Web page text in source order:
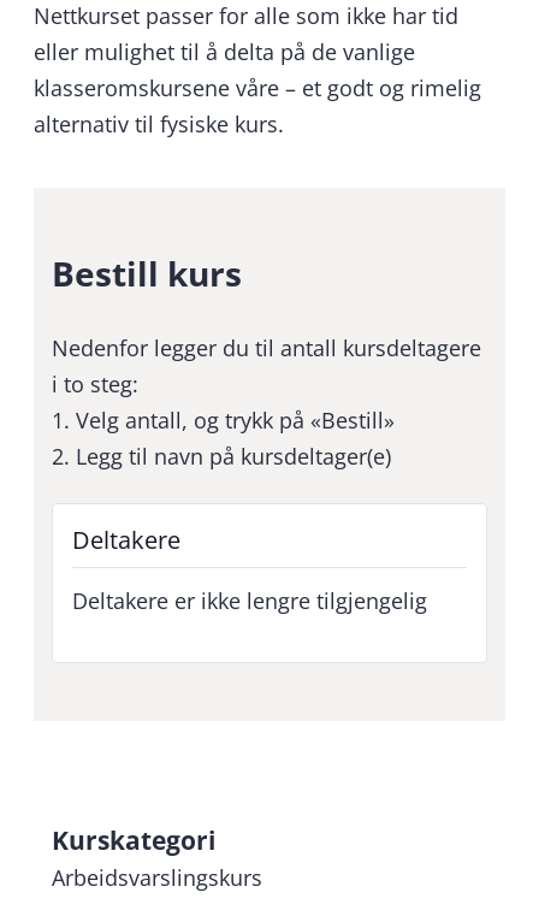
Nettkurset passer for alle som ikke har tid
eller mulighet til å delta på de vanlige
klasseromskursene våre – et godt og rimelig
alternativ til fysiske kurs.
Bestill kurs
Nedenfor legger du til antall kursdeltagere
i to steg:
1. Velg antall, og trykk på «Bestill»
2. Legg til navn på kursdeltager(e)
Deltakere
Deltakere er ikke lengre tilgjengelig
Kurskategori
Arbeidsvarslingskurs